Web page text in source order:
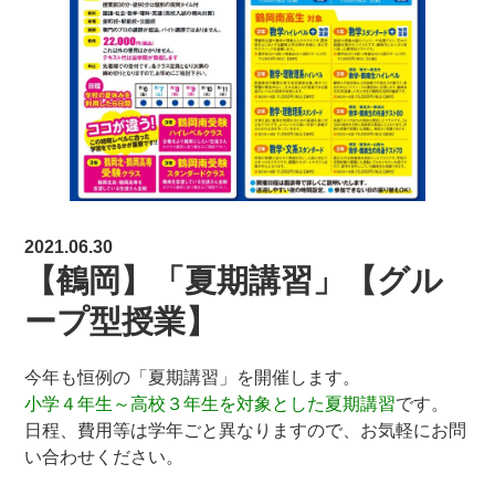
2021.06.30
【鶴岡】「夏期講習」【グル
ープ型授業】
今年も恒例の「夏期講習」を開催します。
小学４年生～高校３年生を対象とした夏期講習です。
日程、費用等は学年ごと異なりますので、お気軽にお問
い合わせください。